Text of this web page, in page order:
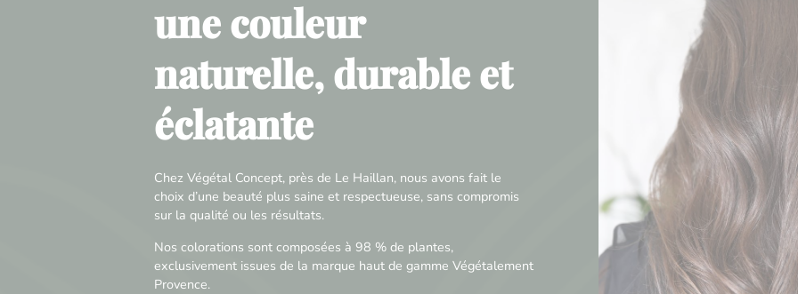
une couleur
naturelle, durable et
éclatante
Chez Végétal Concept, près de Le Haillan, nous avons fait le
choix d’une beauté plus saine et respectueuse, sans compromis
sur la qualité ou les résultats.
Nos colorations sont composées à 98 % de plantes,
exclusivement issues de la marque haut de gamme Végétalement
Provence.